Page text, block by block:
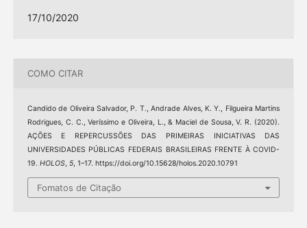
17/10/2020
COMO CITAR
Candido de Oliveira Salvador, P. T., Andrade Alves, K. Y., Filgueira Martins
Rodrigues, C. C., Veríssimo e Oliveira, L., & Maciel de Sousa, V. R. (2020).
AÇÕES E REPERCUSSÕES DAS PRIMEIRAS INICIATIVAS DAS
UNIVERSIDADES PÚBLICAS FEDERAIS BRASILEIRAS FRENTE À COVID-
19. HOLOS, 5, 1–17. https://doi.org/10.15628/holos.2020.10791
Fomatos de Citação